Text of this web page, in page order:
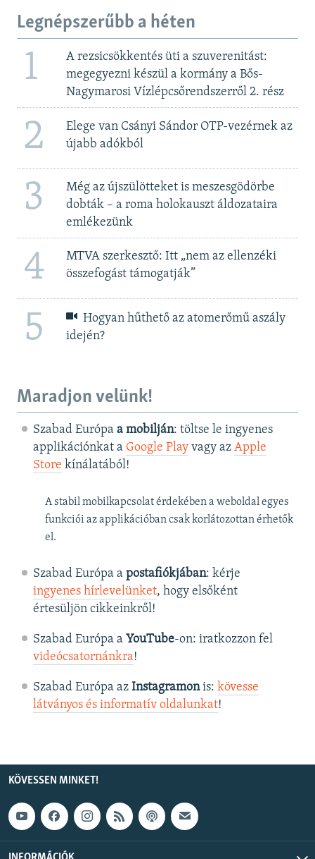
Legnépszerűbb a héten
1
A rezsicsökkentés üti a szuverenitást:
megegyezni készül a kormány a Bős-
Nagymarosi Vízlépcsőrendszerről 2. rész
2
Elege van Csányi Sándor OTP-vezérnek az
újabb adókból
3
Még az újszülötteket is meszesgödörbe
dobták – a roma holokauszt áldozataira
emlékezünk
4
MTVA szerkesztő: Itt „nem az ellenzéki
összefogást támogatják”
5
Hogyan hűthető az atomerőmű aszály
idején?
Maradjon velünk!
Szabad Európa a mobilján: töltse le ingyenes
applikációnkat a Google Playvagy az Apple
Store kínálatából!
A stabil mobilkapcsolat érdekében a weboldal egyes
funkciói az applikációban csak korlátozottan érhetők
el.
Szabad Európa a postafiókjában: kérje
ingyenes hírlevelünket, hogy elsőként
értesüljön cikkeinkről!
Szabad Európa a YouTube-on: iratkozzon fel
videócsatornánkra!
Szabad Európa az Instagramonis: kövesse
látványos és informatív oldalunkat! ​
KÖVESSEN MINKET!